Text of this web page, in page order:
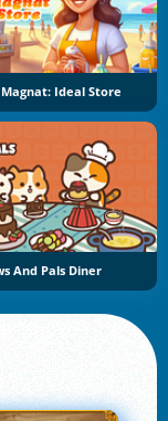
Ideal Store
And Pals Diner